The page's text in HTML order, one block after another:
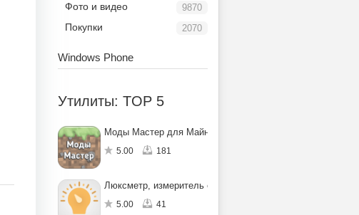
9870
Фото и видео
2070
Покупки
Windows Phone
Утилиты: TOP 5
Моды Мастер для Майнкрафт ПЕ
5.00 181
Люксметр, измеритель освещенности
5.00 41